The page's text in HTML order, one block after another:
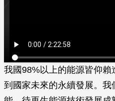
我國98%以上的能源皆仰
到國家未來的永續發展。